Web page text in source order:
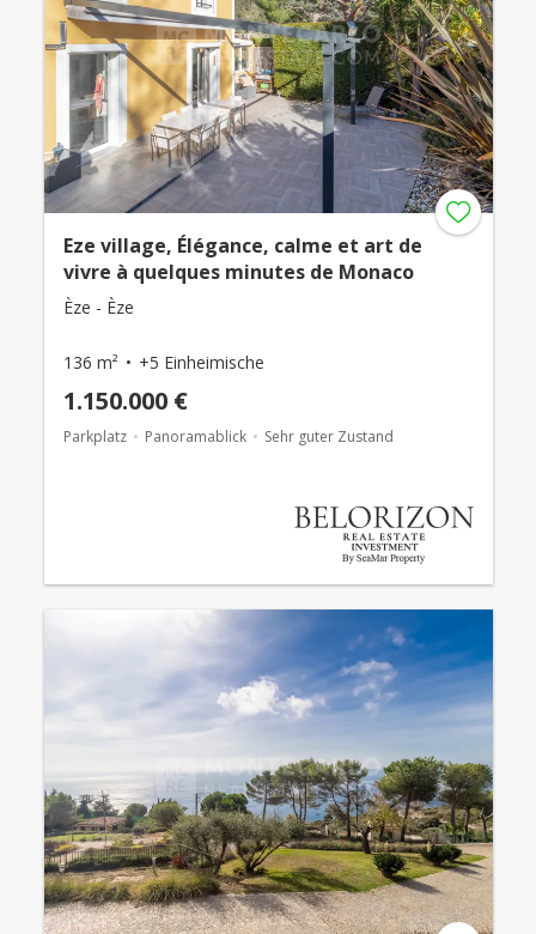
Eze village, Élégance, calme et art de
vivre à quelques minutes de Monaco
Èze - Èze
136 m² +5 Einheimische
1.150.000 €
Parkplatz Panoramablick Sehr guter Zustand